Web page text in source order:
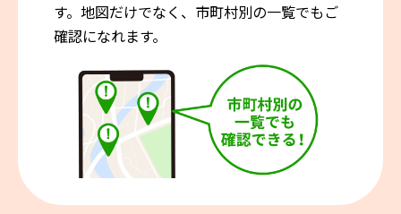
す。地図だけでなく、市町村別の一覧でもご
確認になれます。